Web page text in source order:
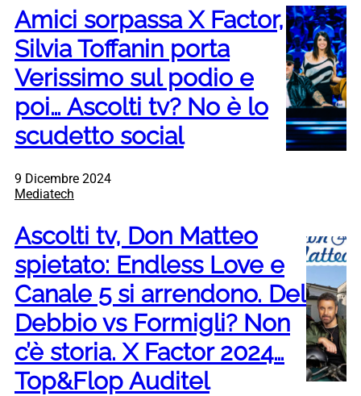
Amici sorpassa X Factor,
Silvia Toffanin porta
Verissimo sul podio e
poi… Ascolti tv? No è lo
scudetto social
9 Dicembre 2024
Mediatech
Ascolti tv, Don Matteo
spietato: Endless Love e
Canale 5 si arrendono. Del
Debbio vs Formigli? Non
c’è storia. X Factor 2024…
Top&Flop Auditel